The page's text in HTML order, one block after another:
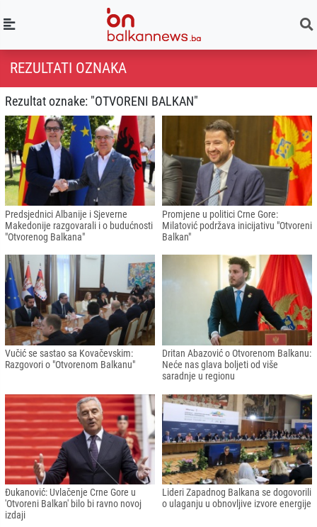
REZULTATI OZNAKA
Rezultat oznake: "OTVORENI BALKAN"
Predsjednici Albanije i Sjeverne
Makedonije razgovarali i o budućnosti
"Otvorenog Balkana"
Promjene u politici Crne Gore:
Milatović podržava inicijativu "Otvoreni
Balkan"
Vučić se sastao sa Kovačevskim:
Razgovori o "Otvorenom Balkanu"
Dritan Abazović o Otvorenom Balkanu:
Neće nas glava boljeti od više
saradnje u regionu
Đukanović: Uvlačenje Crne Gore u
'Otvoreni Balkan' bilo bi ravno novoj
izdaji
Lideri Zapadnog Balkana se dogovorili
o ulaganju u obnovljive izvore energije